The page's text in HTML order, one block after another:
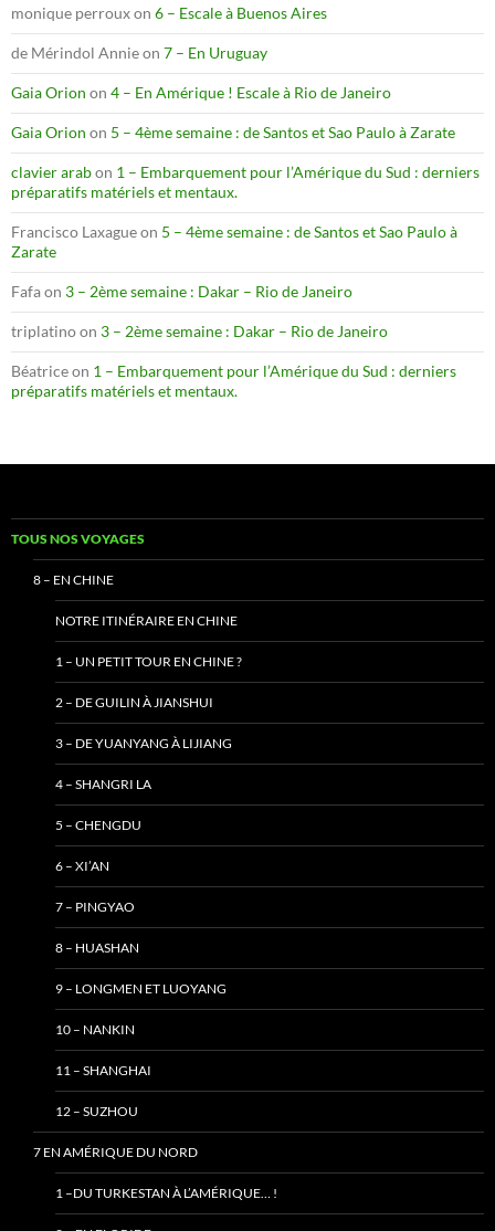
monique perrouxon 6 – Escale à Buenos Aires
de Mérindol Annieon 7 – En Uruguay
Gaia Orion on 4 – En Amérique ! Escale à Rio de Janeiro
Gaia Orion on 5 – 4ème semaine : de Santos et Sao Paulo à Zarate
clavier arabon 1 – Embarquement pour l’Amérique du Sud : derniers
préparatifs matériels et mentaux.
Francisco Laxagueon 5 – 4ème semaine : de Santos et Sao Paulo à
Zarate
Fafaon 3 – 2ème semaine : Dakar – Rio de Janeiro
triplatinoon 3 – 2ème semaine : Dakar – Rio de Janeiro
Béatriceon 1 – Embarquement pour l’Amérique du Sud : derniers
préparatifs matériels et mentaux.
TOUS NOS VOYAGES
8 – EN CHINE
NOTRE ITINÉRAIRE EN CHINE
1 – UN PETIT TOUR EN CHINE ?
2 – DE GUILIN À JIANSHUI
3 – DE YUANYANG À LIJIANG
4 – SHANGRI LA
5 – CHENGDU
6 – XI’AN
7 – PINGYAO
8 – HUASHAN
9 – LONGMEN ET LUOYANG
10 – NANKIN
11 – SHANGHAI
12 – SUZHOU
7 EN AMÉRIQUE DU NORD
1 –DU TURKESTAN À L’AMÉRIQUE… !